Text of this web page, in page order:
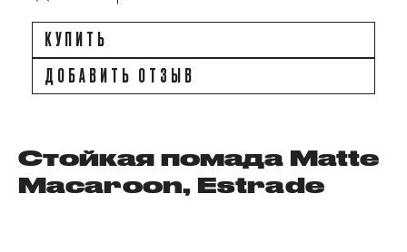
КУПИТЬ
ДОБАВИТЬ ОТЗЫВ
Стойкая помада Matte
Macaroon, Estrade